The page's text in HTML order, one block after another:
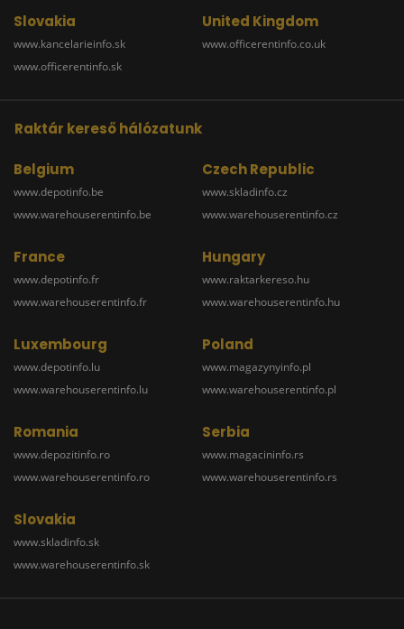
Slovakia
www.kancelarieinfo.sk
www.officerentinfo.sk
United Kingdom
www.officerentinfo.co.uk
Raktár kereső hálózatunk
Belgium
www.depotinfo.be
www.warehouserentinfo.be
Czech Republic
www.skladinfo.cz
www.warehouserentinfo.cz
France
www.depotinfo.fr
www.warehouserentinfo.fr
Hungary
www.raktarkereso.hu
www.warehouserentinfo.hu
Luxembourg
www.depotinfo.lu
www.warehouserentinfo.lu
Poland
www.magazynyinfo.pl
www.warehouserentinfo.pl
Romania
www.depozitinfo.ro
www.warehouserentinfo.ro
Serbia
www.magacininfo.rs
www.warehouserentinfo.rs
Slovakia
www.skladinfo.sk
www.warehouserentinfo.sk